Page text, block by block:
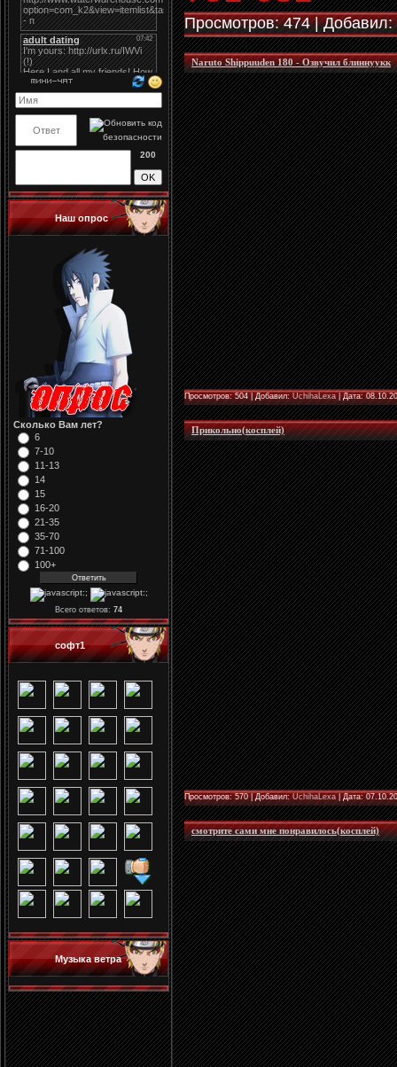
200
Наш опрос
Сколько Вам лет?
6
7-10
11-13
14
15
16-20
21-35
35-70
71-100
100+
Всего ответов: 74
софт1
Музыка ветра
Просмотров: 474 | Добавил:
Naruto Shippuuden 180 - Озвучил блиннуукк
Просмотров: 504 | Добавил:UchihaLexa| Дата:
Прикольно(косплей)
Просмотров: 570 | Добавил:UchihaLexa| Дата:
смотрите сами мне понравилось(косплей)